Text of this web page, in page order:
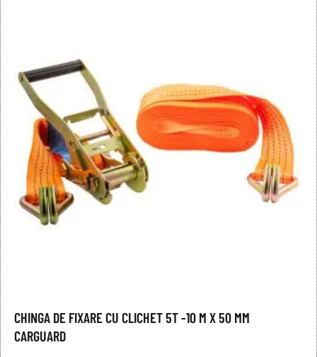
CHINGA DE FIXARE CU CLICHET 5T -10 M X 50 MM
CARGUARD